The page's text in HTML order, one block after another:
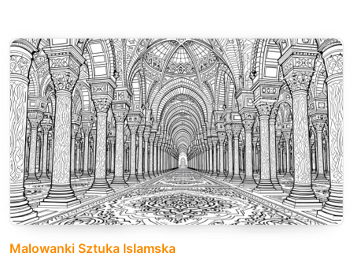
Malowanki Sztuka Islamska